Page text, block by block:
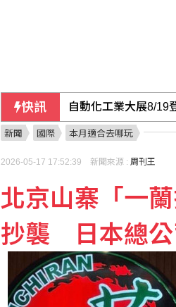
快訊 自動化工業大展8/
總統視導漢光演習
台糖驗出致癌油竟未
新聞 國際 本月適合去哪玩
2026-05-17 17:52:39 新聞來源 : 周刊王
北京山寨「一
抄襲 日本總公